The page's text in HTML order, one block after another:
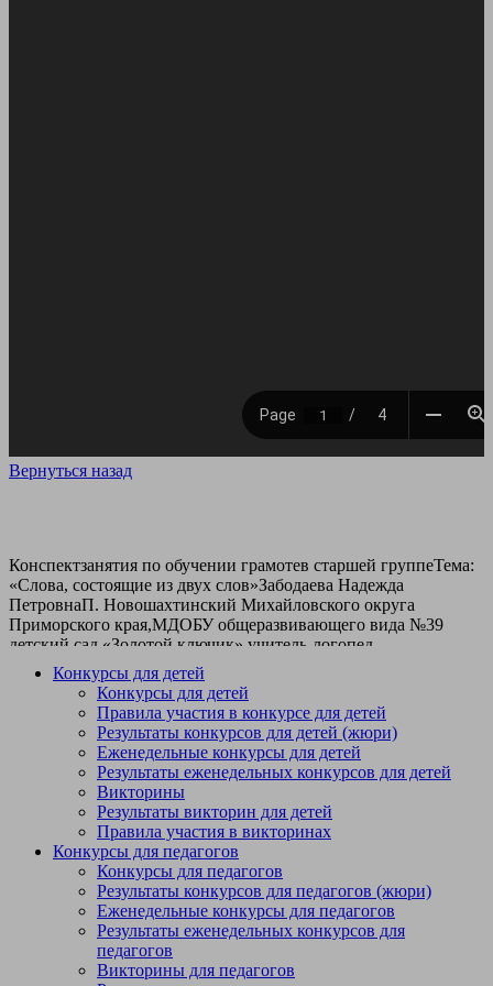
Вернуться назад
Конспектзанятия по обучении грамотев старшей группеТема:
«Слова, состоящие из двух слов»Забодаева Надежда
ПетровнаП. Новошахтинский Михайловского округа
Приморского края,МДОБУ общеразвивающего вида №39
детский сад «Золотой ключик»,учитель-логопед,
nadya.zabodaeva@mail.ruЦель. Расширить представление детей
о многообразии слов в русском языке. Обучающая задача.
Учить составлять длинные слова из двух коротких слов и
делить длинное слово на два коротких.Развивающая задача.
Развитие образного мышления; формирование
грамматических навыков.Воспитательная задача.
Формировать интерес к речевой деятельности. Оборудование.
Иллюстрации: снегопад, листопад, самоката, самолёт,
пылесос, мясорубка, сороконожка, дровосек, самовар.План
занятияПсихогимнастика Дети берутся за руки и все месте
читают стихотворение:«Дружно за руки возьмёмся,И друг
другу улыбнёмся.Мы пожмём друг другу руки,Побежит тепло
по кругу.Вместе будем очень дружно,На вопросы отвечать.Все
хотим мы заниматься,Всё хотим на свете знать».Знакомство с
темой занятия. Слова в русском языке могут состоять из двух
коротких слов. Например, слово «Землетрясение» состоит из
двух маленьких слов «Земля» и «Трясение». А слово
Конкурсы для детей
Конкурсы для детей
Правила участия в конкурсе для детей
Результаты конкурсов для детей (жюри)
Еженедельные конкурсы для детей
Результаты еженедельных конкурсов для детей
Викторины
Результаты викторин для детей
Правила участия в викторинах
Конкурсы для педагогов
Конкурсы для педагогов
Результаты конкурсов для педагогов (жюри)
Еженедельные конкурсы для педагогов
Результаты еженедельных конкурсов для
педагогов
Викторины для педагогов